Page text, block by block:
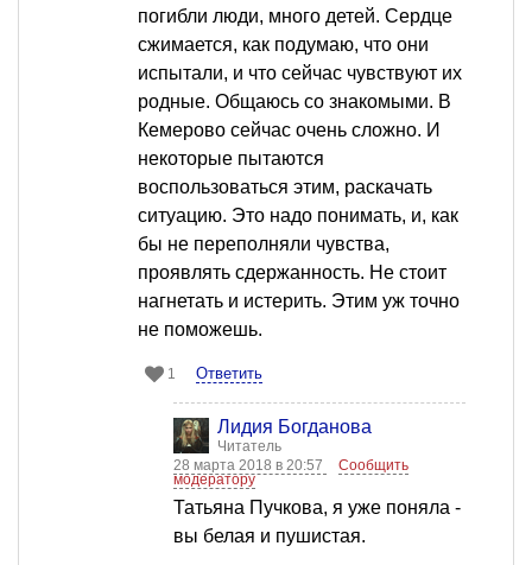
погибли люди, много детей. Сердце
сжимается, как подумаю, что они
испытали, и что сейчас чувствуют их
родные. Общаюсь со знакомыми. В
Кемерово сейчас очень сложно. И
некоторые пытаются
воспользоваться этим, раскачать
ситуацию. Это надо понимать, и, как
бы не переполняли чувства,
проявлять сдержанность. Не стоит
нагнетать и истерить. Этим уж точно
не поможешь.
1 Ответить
Лидия Богданова
Читатель
28 марта 2018 в 20:57
Сообщить
модератору
Татьяна Пучкова, я уже поняла -
вы белая и пушистая.